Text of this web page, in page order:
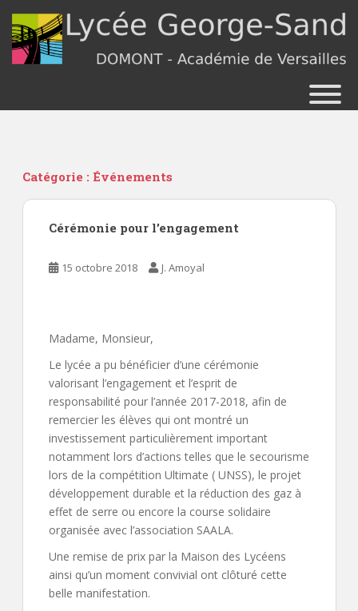
Catégorie : Événements
Cérémonie pour l’engagement
15 octobre 2018 J. Amoyal
Madame, Monsieur,
Le lycée a pu bénéficier d’une cérémonie
valorisant l’engagement et l’esprit de
responsabilité pour l’année 2017-2018, afin de
remercier les élèves qui ont montré un
investissement particulièrement important
notamment lors d’actions telles que le secourisme
lors de la compétition Ultimate ( UNSS), le projet
développement durable et la réduction des gaz à
effet de serre ou encore la course solidaire
organisée avec l’association SAALA.
Une remise de prix par la Maison des Lycéens
ainsi qu’un moment convivial ont clôturé cette
belle manifestation.